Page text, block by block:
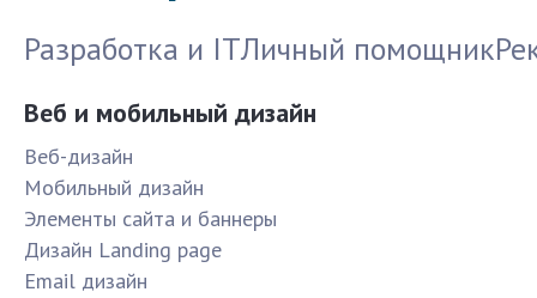
Разработка и ITЛичный помощник
Веб и мобильный дизайн
Веб-дизайн
Мобильный дизайн
Элементы сайта и баннеры
Дизайн Landing page
Email дизайн